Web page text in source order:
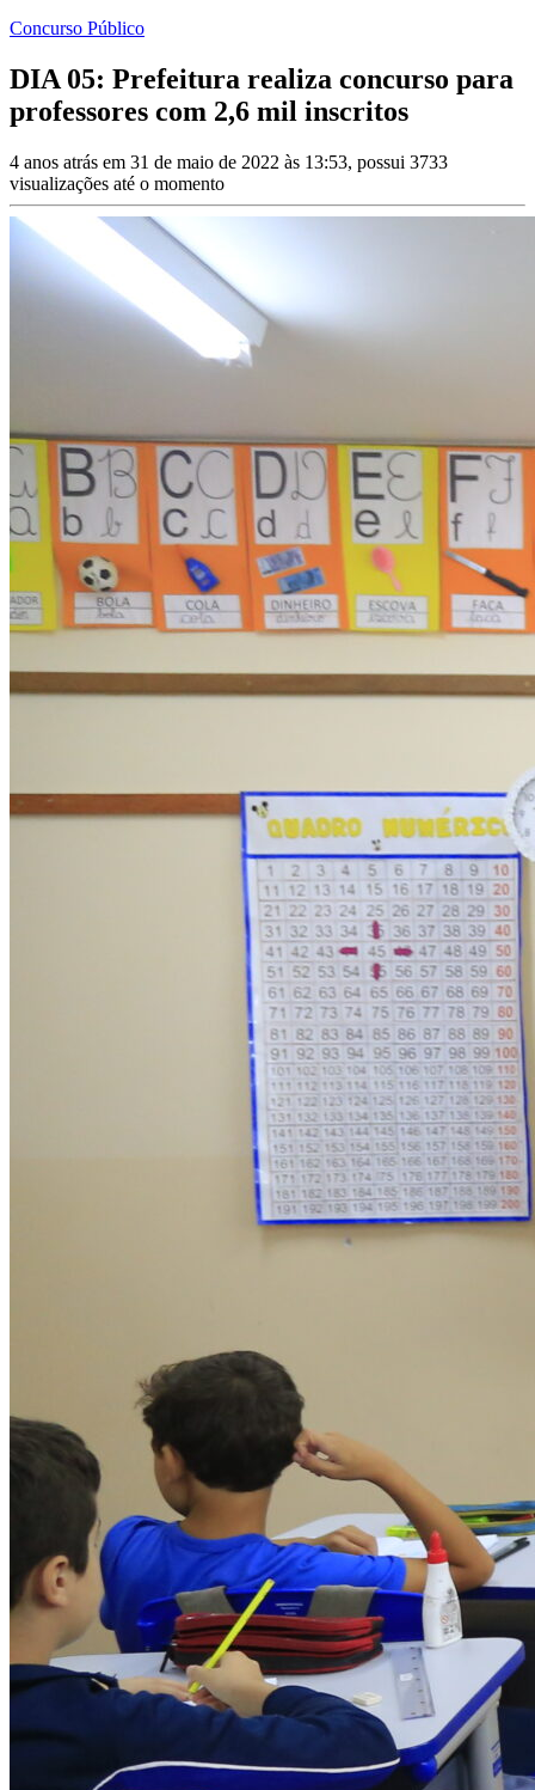
Concurso Público
DIA 05: Prefeitura realiza concurso para
professores com 2,6 mil inscritos
4 anos atrás em 31 de maio de 2022 às 13:53, possui 3733
visualizações até o momento